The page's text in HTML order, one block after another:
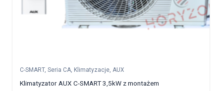
C-SMART,Seria CA, Klimatyzacje,AUX
Klimatyzator AUX C-SMART 3,5kW z montażem